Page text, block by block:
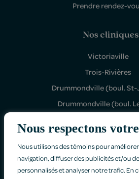
Nous respectons
Nous utilisons des témoins pour
navigation, diffuser des publicités et/ou
personnalisés et analyser notre trafic. En
Prendre rendez-
Nos cliniques
Victoriaville
Trois-Rivières
Drummondville (boul. St-
Drummondville (boul.